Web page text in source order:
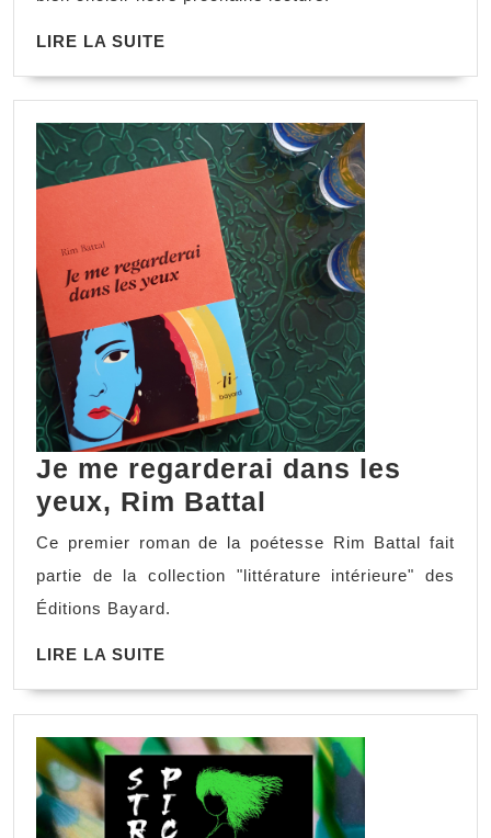
LIRE LA SUITE
Je me regarderai dans les
yeux, Rim Battal
Ce premier roman de la poétesse Rim Battal fait
partie de la collection "littérature intérieure" des
Éditions Bayard.
LIRE LA SUITE